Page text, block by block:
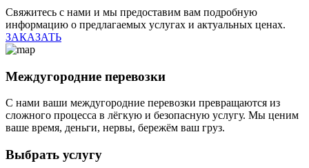
Свяжитесь с нами и мы предоставим вам подробную
информацию о предлагаемых услугах и актуальных ценах.
ЗАКАЗАТЬ
Междугородние перевозки
С нами ваши междугородние перевозки превращаются из
сложного процесса в лёгкую и безопасную услугу. Мы ценим
ваше время, деньги, нервы, бережём ваш груз.
Выбрать услугу